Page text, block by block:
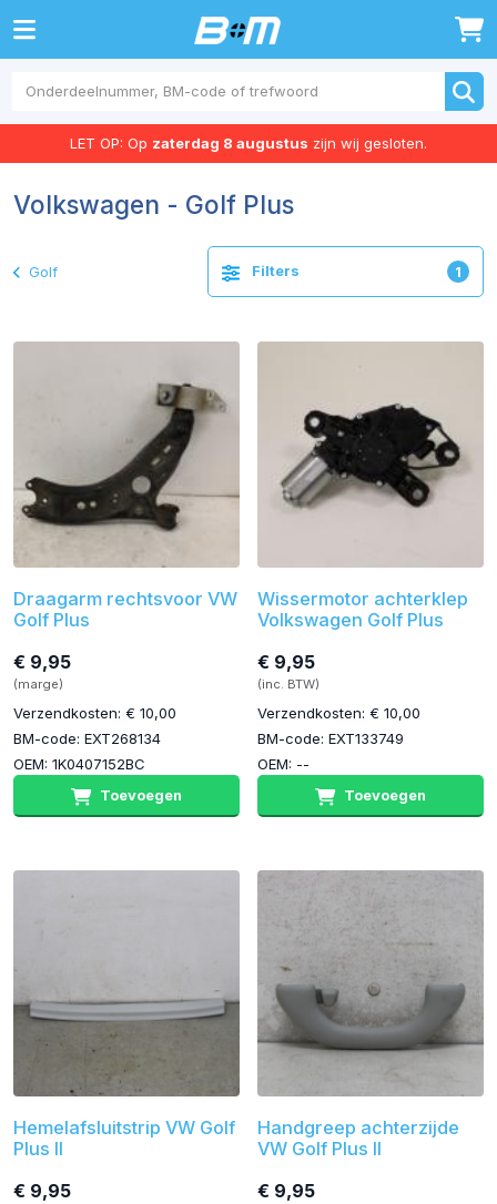
0
LET OP: Op zaterdag 8 augustus zijn wij gesloten.
Volkswagen - Golf Plus
Golf Filters 1
Draagarm rechtsvoor VW
Golf Plus
€ 9,95
(marge)
Verzendkosten: € 10,00
BM-code: EXT268134
OEM: 1K0407152BC
Toevoegen
Wissermotor achterklep
Volkswagen Golf Plus
€ 9,95
(inc. BTW)
Verzendkosten: € 10,00
BM-code: EXT133749
OEM: --
Toevoegen
Hemelafsluitstrip VW Golf
Plus II
€ 9,95
Handgreep achterzijde
VW Golf Plus II
€ 9,95